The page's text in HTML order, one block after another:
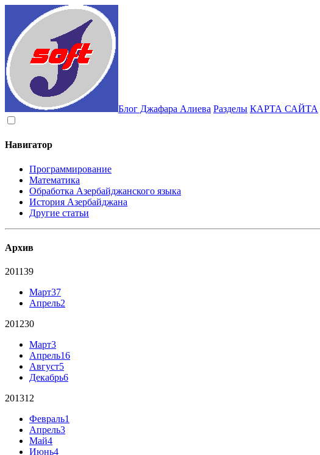
Блог Джафара Алиева Разделы КАРТА САЙТА
Навигатор
Программирование
Математика
Обработка Азербайджанского языка
История Азербайджана
Другие статьи
Архив
201139
Март37
Апрель2
201230
Март3
Апрель16
Август5
Декабрь6
201312
Февраль1
Апрель3
Май4
Июнь4